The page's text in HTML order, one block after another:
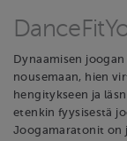
Dynaamisen
nousemaan, hien
hengitykseen ja
etenkin fyysisestä
Joogamaratonit on